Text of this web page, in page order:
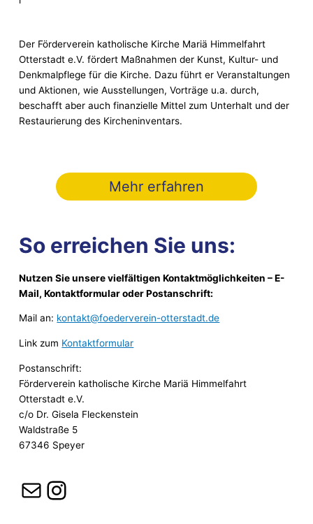
Der Förderverein katholische Kirche Mariä Himmelfahrt
Otterstadt e.V. fördert Maßnahmen der Kunst, Kultur- und
Denkmalpflege für die Kirche. Dazu führt er Veranstaltungen
und Aktionen, wie Ausstellungen, Vorträge u.a. durch,
beschafft aber auch finanzielle Mittel zum Unterhalt und der
Restaurierung des Kircheninventars.
Mehr erfahren
So erreichen Sie uns:
Nutzen Sie unsere vielfältigen Kontaktmöglichkeiten – E-
Mail, Kontaktformular oder Postanschrift:
Mail an: kontakt@foederverein-otterstadt.de
Link zum Kontaktformular
Postanschrift:
Förderverein katholische Kirche Mariä Himmelfahrt
Otterstadt e.V.
c/o Dr. Gisela Fleckenstein
Waldstraße 5
67346 Speyer
E-Mail Instagram